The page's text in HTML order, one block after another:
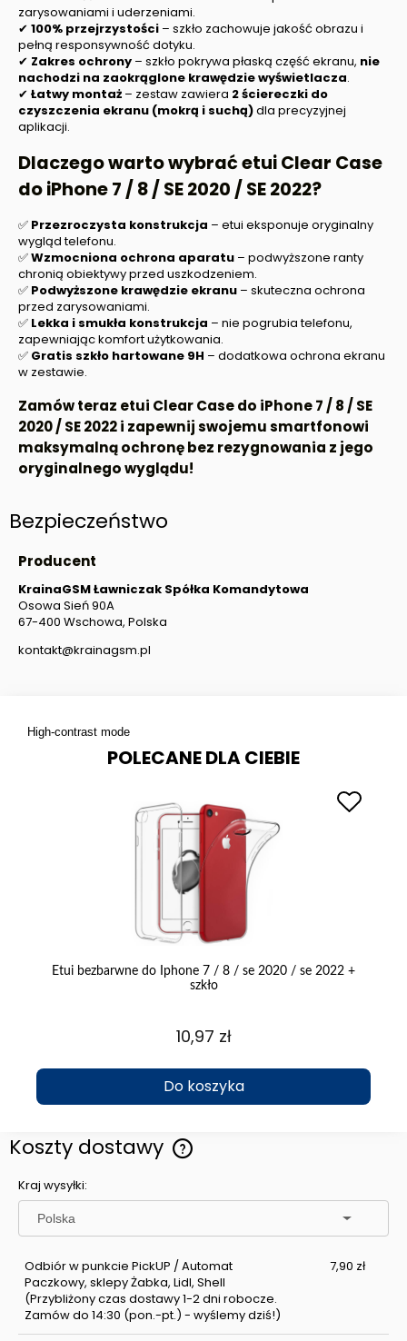
zarysowaniami i uderzeniami.
✔ 100% przejrzystości – szkło zachowuje jakość obrazu i
pełną responsywność dotyku.
✔ Zakres ochrony – szkło pokrywa płaską część ekranu, nie
nachodzi na zaokrąglone krawędzie wyświetlacza.
✔ Łatwy montaż – zestaw zawiera 2 ściereczki do
czyszczenia ekranu (mokrą i suchą)dla precyzyjnej
aplikacji.
Dlaczego warto wybrać etui Clear Case
doiPhone 7 / 8 / SE 2020 / SE 2022?
✅ Przezroczysta konstrukcja – etui eksponuje oryginalny
wygląd telefonu.
✅Wzmocniona ochrona aparatu – podwyższone ranty
chronią obiektywy przed uszkodzeniem.
✅ Podwyższone krawędzie ekranu – skuteczna ochrona
przed zarysowaniami.
✅ Lekka i smukła konstrukcja – nie pogrubia telefonu,
zapewniając komfort użytkowania.
✅ Gratis szkło hartowane 9H – dodatkowa ochrona ekranu
w zestawie.
Zamów teraz etui Clear Case do iPhone 7 / 8 / SE
2020 / SE 2022i zapewnij swojemu smartfonowi
maksymalną ochronę bez rezygnowania z jego
oryginalnego wyglądu!
Bezpieczeństwo
Producent
KrainaGSM Ławniczak Spółka Komandytowa
Osowa Sień 90A
67-400 Wschowa, Polska
kontakt@krainagsm.pl
High-contrast mode
POLECANE DLA CIEBIE
Etui bezbarwne do Iphone 7 / 8 / se 2020 / se 2022 +
szkło
10,97 zł
Do koszyka
Koszty dostawy
Cena nie zawiera ewentualnych kosztów płatności
Kraj wysyłki:
Odbiór w punkcie PickUP / Automat
Paczkowy, sklepy Żabka, Lidl, Shell
(Przybliżony czas dostawy 1-2 dni robocze.
Zamów do 14:30 (pon.-pt.) - wyślemy dziś!)
7,90 zł